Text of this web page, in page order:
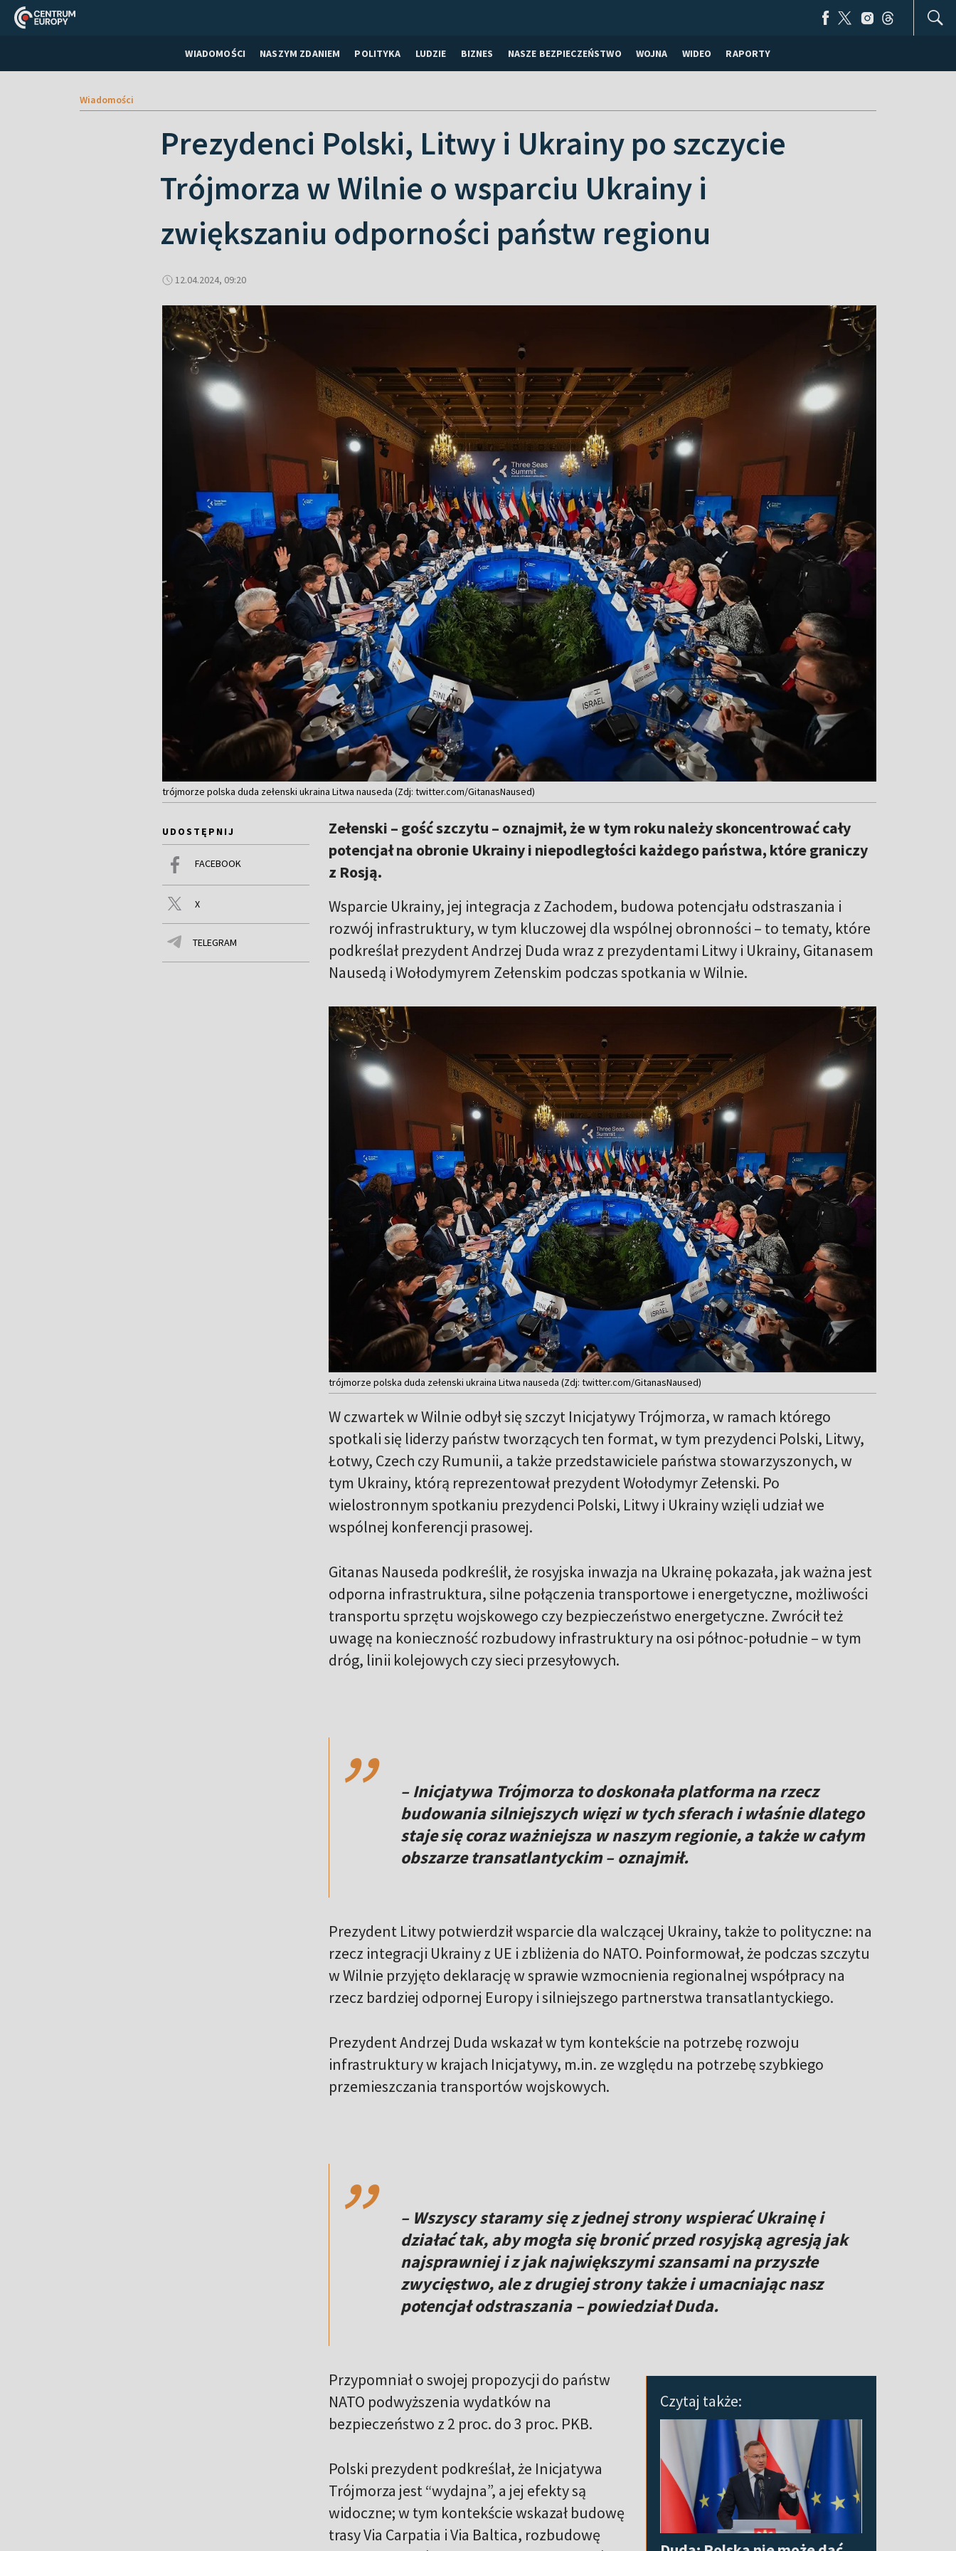
WIADOMOŚCI NASZYM ZDANIEM POLITYKA LUDZIE BIZNES NASZE BEZPIECZEŃSTWO WOJNA WIDEO RAPORTY
Wiadomości
Prezydenci Polski, Litwy i Ukrainy po szczycie
Trójmorza w Wilnie o wsparciu Ukrainy i
zwiększaniu odporności państw regionu
12.04.2024, 09:20
trójmorze polska duda zełenski ukraina Litwa nauseda (Zdj: twitter.com/GitanasNaused)
UDOSTĘPNIJ
FACEBOOK
X
TELEGRAM
Zełenski – gość szczytu – oznajmił, że w tym roku należy skoncentrować cały
potencjał na obronie Ukrainy i niepodległości każdego państwa, które graniczy
z Rosją.
Wsparcie Ukrainy, jej integracja z Zachodem, budowa potencjału odstraszania i
rozwój infrastruktury, w tym kluczowej dla wspólnej obronności – to tematy, które
podkreślał prezydent Andrzej Duda wraz z prezydentami Litwy i Ukrainy, Gitanasem
Nausedą i Wołodymyrem Zełenskim podczas spotkania w Wilnie.
trójmorze polska duda zełenski ukraina Litwa nauseda (Zdj: twitter.com/GitanasNaused)
W czwartek w Wilnie odbył się szczyt Inicjatywy Trójmorza, w ramach którego
spotkali się liderzy państw tworzących ten format, w tym prezydenci Polski, Litwy,
Łotwy, Czech czy Rumunii, a także przedstawiciele państwa stowarzyszonych, w
tym Ukrainy, którą reprezentował prezydent Wołodymyr Zełenski. Po
wielostronnym spotkaniu prezydenci Polski, Litwy i Ukrainy wzięli udział we
wspólnej konferencji prasowej.
Gitanas Nauseda podkreślił, że rosyjska inwazja na Ukrainę pokazała, jak ważna jest
odporna infrastruktura, silne połączenia transportowe i energetyczne, możliwości
transportu sprzętu wojskowego czy bezpieczeństwo energetyczne. Zwrócił też
uwagę na konieczność rozbudowy infrastruktury na osi północ-południe – w tym
dróg, linii kolejowych czy sieci przesyłowych.
,,
– Inicjatywa Trójmorza to doskonała platforma na rzecz
budowania silniejszych więzi w tych sferach i właśnie dlatego
staje się coraz ważniejsza w naszym regionie, a także w całym
obszarze transatlantyckim – oznajmił.
Prezydent Litwy potwierdził wsparcie dla walczącej Ukrainy, także to polityczne: na
rzecz integracji Ukrainy z UE i zbliżenia do NATO. Poinformował, że podczas szczytu
w Wilnie przyjęto deklarację w sprawie wzmocnienia regionalnej współpracy na
rzecz bardziej odpornej Europy i silniejszego partnerstwa transatlantyckiego.
Prezydent Andrzej Duda wskazał w tym kontekście na potrzebę rozwoju
infrastruktury w krajach Inicjatywy, m.in. ze względu na potrzebę szybkiego
przemieszczania transportów wojskowych.
,,
– Wszyscy staramy się z jednej strony wspierać Ukrainę i
działać tak, aby mogła się bronić przed rosyjską agresją jak
najsprawniej i z jak największymi szansami na przyszłe
zwycięstwo, ale z drugiej strony także i umacniając nasz
potencjał odstraszania – powiedział Duda.
Czytaj także:
Przypomniał o swojej propozycji do państw
NATO podwyższenia wydatków na
bezpieczeństwo z 2 proc. do 3 proc. PKB.
Polski prezydent podkreślał, że Inicjatywa
Trójmorza jest “wydajna”, a jej efekty są
widoczne; w tym kontekście wskazał budowę
trasy Via Carpatia i Via Baltica, rozbudowę